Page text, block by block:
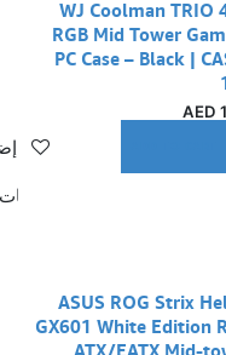
إضافة إلى قائمة
WJ Coolman TRIO
RGB Mid Tower
PC Case – Black |
AED
ASUS ROG Strix
GX601 White Edition
ATX/EATX Mid-